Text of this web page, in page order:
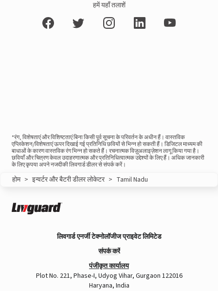
हमें यहाँ तलाशें
*रंग, विशेषताएं और विशिष्टताएं बिना किसी पूर्व सूचना के परिवर्तन के अधीन हैं। वास्तविक
एप्लिकेशन/विशेषताएं ऊपर दिखाई गई प्रतिनिधि छवियों से भिन्न हो सकती हैं। डिजिटल माध्यम की
बाधाओं के कारण वास्तविक रंग भिन्न हो सकते हैं। रचनात्मक विज़ुअलाइज़ेशन लागू किया गया है।
छवियाँ और चित्रण केवल उदाहरणात्मक और प्रतिनिधित्वात्मक उद्देश्यों के लिए हैं। अधिक जानकारी
के लिए कृपया अपने नजदीकी लिवगार्ड डीलर से संपर्क करें।
होम > इन्वर्टर और बैटरी डीलर लोकेटर > Tamil Nadu
लिवगार्ड एनर्जी टेक्नोलॉजीज प्राइवेट लिमिटेड
संपर्क करें
पंजीकृत कार्यालय
Plot No. 221, Phase-I, Udyog Vihar, Gurgaon 122016
Haryana, India